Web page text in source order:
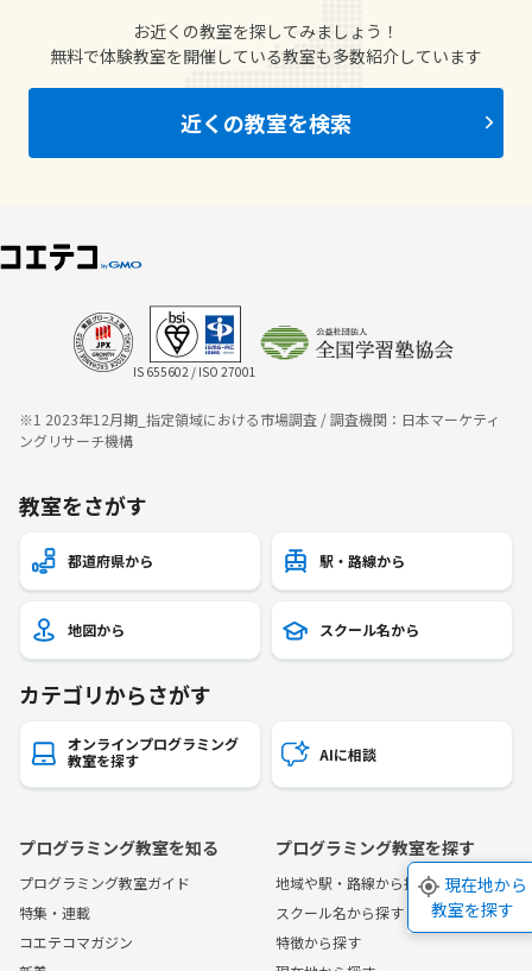
現在地から
教室を探す
お近くの教室を探してみましょう！
無料で体験教室を開催している教室も多数紹介しています
近くの教室を検索
IS 655602 / ISO 27001
※1 2023年12月期_指定領域における市場調査 / 調査機関：日本マーケティ
ングリサーチ機構
教室をさがす
都道府県から 駅・路線から
地図から スクール名から
カテゴリからさがす
オンラインプログラミング
教室を探す
AIに相談
プログラミング教室を知る
プログラミング教室ガイド
特集・連載
コエテコマガジン
プログラミング教室を探す
地域や駅・路線から探す
スクール名から探す
特徴から探す